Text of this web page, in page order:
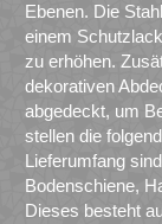
Ebenen. Die
einem
zu erhöhen.
dekorativen
abgedeckt, um
stellen die
Lieferumfang
Bodenschiene,
Dieses besteht